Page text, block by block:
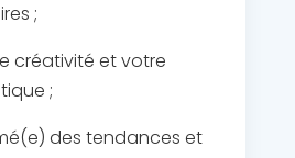
;
créativité et votre
;
des tendances et